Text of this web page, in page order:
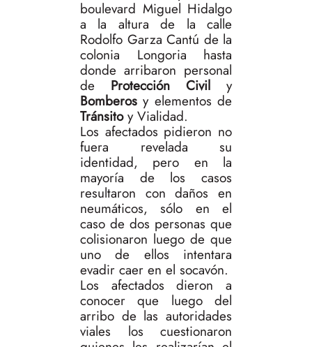
boulevard Miguel Hidalgo
a la altura de la calle
Rodolfo Garza Cantú de la
colonia Longoria hasta
donde arribaron personal
de Protección Civil y
Bomberos y elementos de
Tránsitoy Vialidad.
Los afectados pidieron no
fuera revelada su
identidad, pero en la
mayoría de los casos
resultaron con daños en
neumáticos, sólo en el
caso de dos personas que
colisionaron luego de que
uno de ellos intentara
evadir caer en el socavón.
Los afectados dieron a
conocer que luego del
arribo de las autoridades
viales los cuestionaron